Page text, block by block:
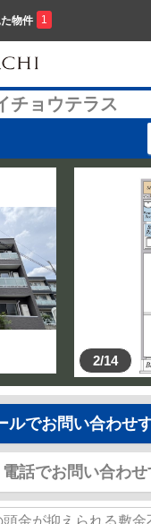
物件 1
チョウテラス
2/14
ルでお問い合わせ
電話でお問い合わせ
金が抑えられる敷